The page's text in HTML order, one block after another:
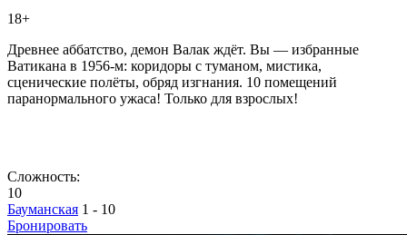
18+
Древнее аббатство, демон Валак ждёт. Вы — избранные
Ватикана в 1956-м: коридоры с туманом, мистика,
сценические полёты, обряд изгнания. 10 помещений
паранормального ужаса! Только для взрослых!
Сложность:
10
Бауманская 1 - 10
Бронировать